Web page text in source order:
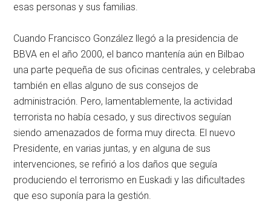
esas personas y sus familias.
Cuando Francisco González llegó a la presidencia de
BBVA en el año 2000, el banco mantenía aún en Bilbao
una parte pequeña de sus oficinas centrales, y celebraba
también en ellas alguno de sus consejos de
administración. Pero, lamentablemente, la actividad
terrorista no había cesado, y sus directivos seguían
siendo amenazados de forma muy directa. El nuevo
Presidente, en varias juntas, y en alguna de sus
intervenciones, se refirió a los daños que seguía
produciendo el terrorismo en Euskadi y las dificultades
que eso suponía para la gestión.